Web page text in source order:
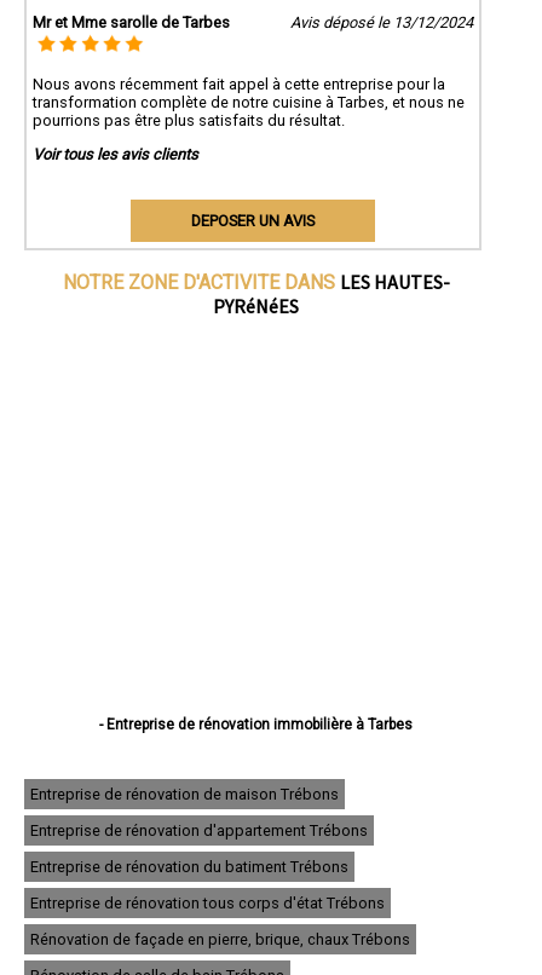
Mr et Mme sarolle de Tarbes
Avis déposé le 13/12/2024
Nous avons récemment fait appel à cette entreprise pour la
transformation complète de notre cuisine à Tarbes, et nous ne
pourrions pas être plus satisfaits du résultat.
Voir tous les avis clients
DEPOSER UN AVIS
NOTRE ZONE D'ACTIVITE DANS LES HAUTES-
PYRéNéES
- Entreprise de rénovation immobilière à Tarbes
- Entreprise de rénovation immobilière à Aureilhan
- Entreprise de rénovation immobilière à Lannemezan
- Entreprise de rénovation immobilière à Vic-en-Bigorre
- Entreprise de rénovation immobilière à Séméac
- Entreprise de rénovation immobilière à Bordères-sur-l'Échez
- Entreprise de rénovation immobilière à Juillan
- Entreprise de rénovation immobilière à Barbazan-Debat
- Entreprise de rénovation immobilière à Argelès-Gazost
- Entreprise de rénovation immobilière à Odos
Entreprise de rénovation de maison Trébons
Entreprise de rénovation d'appartement Trébons
Entreprise de rénovation du batiment Trébons
Entreprise de rénovation tous corps d'état Trébons
Rénovation de façade en pierre, brique, chaux Trébons